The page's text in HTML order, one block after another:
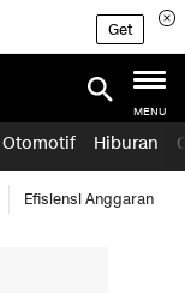
Get
MENU
Otomotif Hiburan
Efisiensi Anggaran